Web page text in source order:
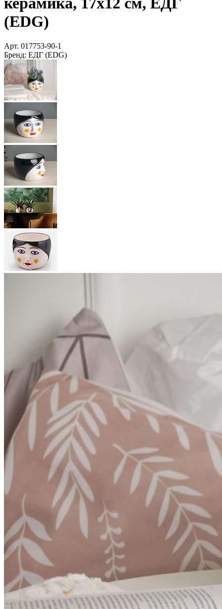
(EDG)
Арт. 017753-90-1
Бренд: ЕДГ (EDG)